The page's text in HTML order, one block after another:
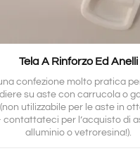
Tela A Rinforzo Ed Anelli
confezione molto pratica
su aste con carrucola o
utilizzabile per le aste in
contattateci per l’acquisto di
alluminio o vetroresina!).